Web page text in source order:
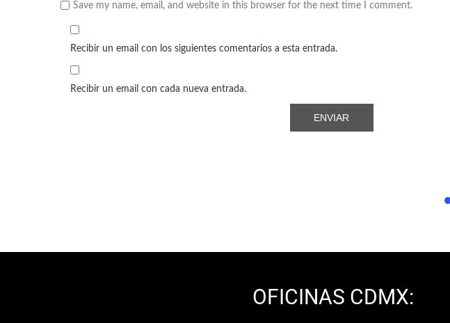
Save my name, email, and website in this browser for the next time I comment.
Recibir un email con los siguientes comentarios a esta entrada.
Recibir un email con cada nueva entrada.
OFICINAS CDMX: